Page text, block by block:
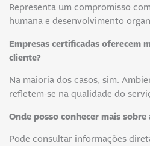
Representa um compromisso
humana e desenvolvimento
Empresas certificadas oferecem
cliente?
Na maioria dos casos, sim.
refletem-se na qualidade do
Onde posso conhecer mais sobre
Pode consultar informações